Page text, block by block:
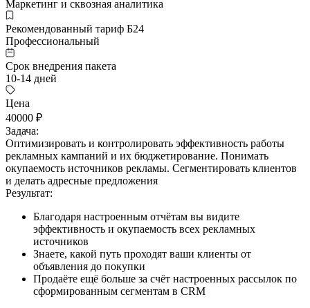
Маркетинг и сквозная аналитика
Рекомендованный тариф Б24
Профессиональный
Срок внедрения пакета
10-14 дней
Цена
40000 ₽
Задача:
Оптимизировать и контролировать эффективность работы
рекламных кампаний и их бюджетирование. Понимать
окупаемость источников рекламы. Сегментировать клиентов
и делать адресные предложения
Результат:
Благодаря настроенным отчётам вы видите
эффективность и окупаемость всех рекламных
источников
Знаете, какой путь проходят ваши клиенты от
объявления до покупки
Продаёте ещё больше за счёт настроенных рассылок по
сформированным сегментам в CRM